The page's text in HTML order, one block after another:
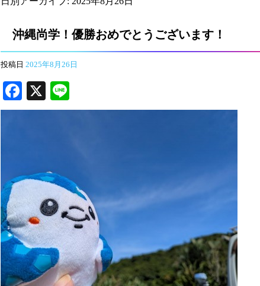
沖縄尚学！優勝おめでとうございます！
投稿日 2025年8月26日
Fa
ce
X
ne